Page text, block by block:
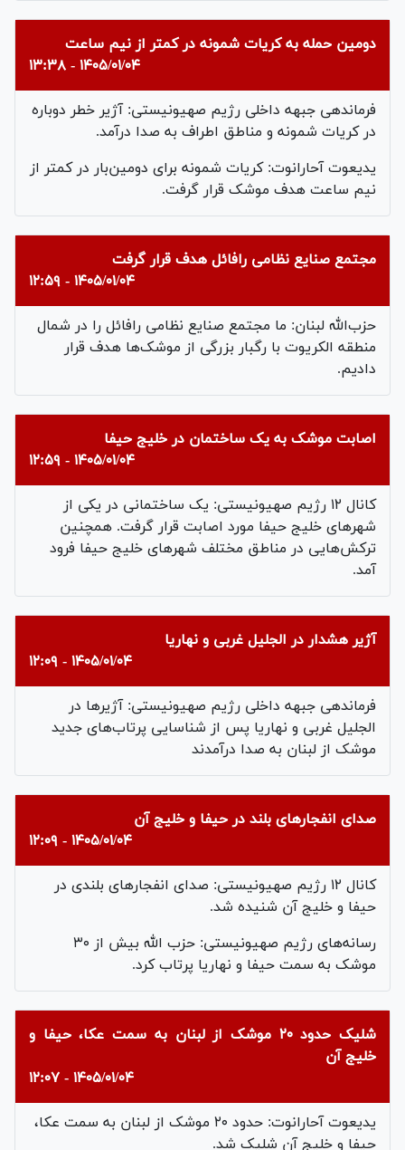
دومین حمله به کریات شمونه در کمتر از نیم ساعت
۱۴۰۵/۰۱/۰۴ - ۱۳:۳۸
فرماندهی جبهه داخلی رژیم صهیونیستی: آژیر خطر دوباره
در کریات شمونه و مناطق اطراف به صدا درآمد.
یدیعوت آحارانوت: کریات شمونه برای دومین‌بار در کمتر از
نیم ساعت هدف موشک قرار گرفت.
مجتمع صنایع نظامی رافائل هدف قرار گرفت
۱۴۰۵/۰۱/۰۴ - ۱۲:۵۹
حزب‌الله لبنان: ما مجتمع صنایع نظامی رافائل را در شمال
منطقه الکریوت با رگبار بزرگی از موشک‌ها هدف قرار
دادیم.
اصابت موشک به یک ساختمان در خلیج حیفا
۱۴۰۵/۰۱/۰۴ - ۱۲:۵۹
کانال ۱۲ رژیم صهیونیستی: یک ساختمانی در یکی از
شهر‌های خلیج حیفا مورد اصابت قرار گرفت. همچنین
ترکش‌هایی در مناطق مختلف شهر‌های خلیج حیفا فرود
آمد.
آژیر هشدار در الجلیل غربی و نهاریا
۱۴۰۵/۰۱/۰۴ - ۱۲:۰۹
فرماندهی جبهه داخلی رژیم صهیونیستی: آژیرها در
الجلیل غربی و نهاریا پس از شناسایی پرتاب‌های جدید
موشک از لبنان به صدا درآمدند
صدای انفجار‌های بلند در حیفا و خلیج آن
۱۴۰۵/۰۱/۰۴ - ۱۲:۰۹
کانال ۱۲ رژیم صهیونیستی: صدای انفجار‌های بلندی در
حیفا و خلیج آن شنیده شد.
رسانه‌های رژیم صهیونیستی: حزب الله بیش از ۳۰
موشک به سمت حیفا و نهاریا پرتاب کرد.
شلیک حدود ۲۰ موشک از لبنان به سمت عکا، حیفا و
خلیج آن
۱۴۰۵/۰۱/۰۴ - ۱۲:۰۷
یدیعوت آحارانوت: حدود ۲۰ موشک از لبنان به سمت عکا،
حیفا و خلیج آن شلیک شد.